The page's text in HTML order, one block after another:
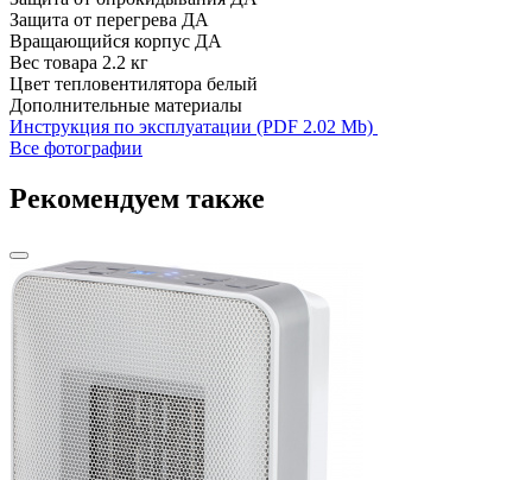
Защита от перегрева ДА
Вращающийся корпус ДА
Вес товара 2.2 кг
Цвет тепловентилятора белый
Дополнительные материалы
Инструкция по эксплуатации (PDF 2.02 Mb)
Все фотографии
Рекомендуем также